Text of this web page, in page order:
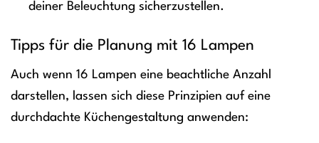
deiner Beleuchtung sicherzustellen.
Tipps für die Planung mit 16 Lampen
Auch wenn 16 Lampen eine beachtliche Anzahl
darstellen, lassen sich diese Prinzipien auf eine
durchdachte Küchengestaltung anwenden: